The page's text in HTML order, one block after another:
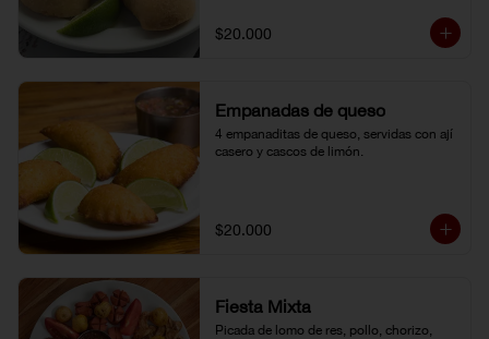
$20.000
Empanadas de queso
4 empanaditas de queso, servidas con ají
casero y cascos de limón.
$20.000
Fiesta Mixta
Picada de lomo de res, pollo, chorizo,